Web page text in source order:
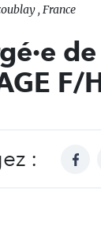
, France
F/
: